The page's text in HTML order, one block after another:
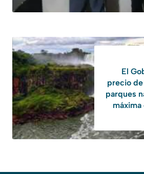
El
precio de
parques
máxima